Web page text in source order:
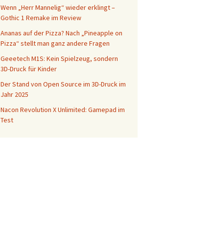
Wenn „Herr Mannelig“ wieder erklingt –
Gothic 1 Remake im Review
Ananas auf der Pizza? Nach „Pineapple on
Pizza“ stellt man ganz andere Fragen
Geeetech M1S: Kein Spielzeug, sondern
3D-Druck für Kinder
Der Stand von Open Source im 3D-Druck im
Jahr 2025
Nacon Revolution X Unlimited: Gamepad im
Test